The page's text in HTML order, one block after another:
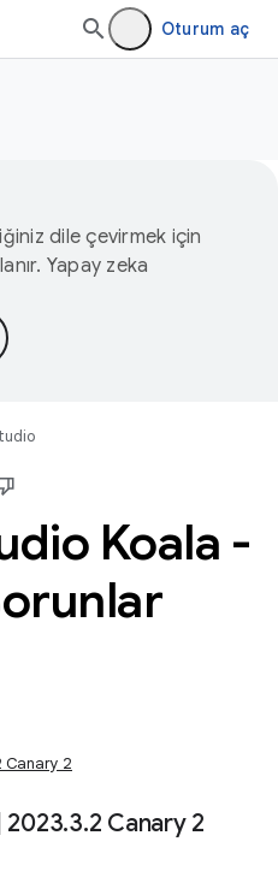
Oturum aç
dile çevirmek için
Yapay zeka
Koala -
Canary 2
2023.3.2 Canary 2